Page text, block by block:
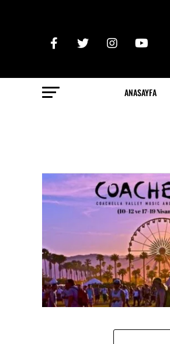
ANASAYFA